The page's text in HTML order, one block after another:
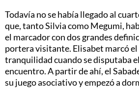
Todavía no se había llegado al
que, tanto Silvia como Megumi,
el marcador con dos grandes
portera visitante. Elisabet marcó el
tranquilidad cuando se disputaba
encuentro. A partir de ahí, el
su juego asociativo y empezó a